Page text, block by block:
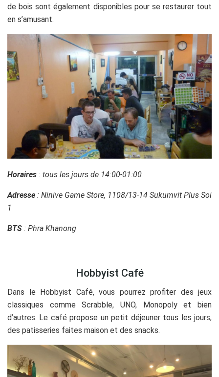
de bois sont également disponibles pour se restaurer tout
en s’amusant.
Horaires : tous les jours de 14:00-01:00
Adresse : Ninive Game Store, 1108/13-14 Sukumvit Plus Soi
1
BTS : Phra Khanong
Hobbyist Café
Dans le Hobbyist Café, vous pourrez profiter des jeux
classiques comme Scrabble, UNO, Monopoly et bien
d’autres. Le café propose un petit déjeuner tous les jours,
des patisseries faites maison et des snacks.